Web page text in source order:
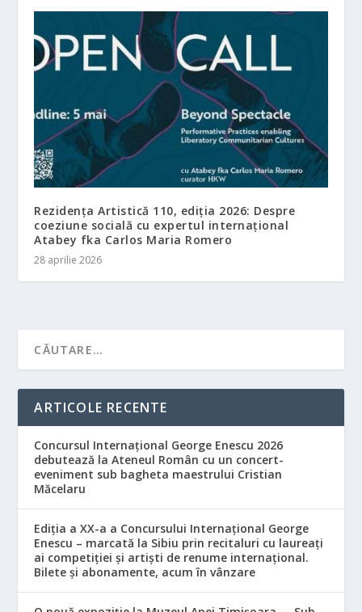
Rezidența Artistică 110, ediția 2026: Despre
coeziune socială cu expertul internațional
Atabey fka Carlos Maria Romero
28 aprilie 2026
ARTICOLE RECENTE
Concursul Internațional George Enescu 2026
debutează la Ateneul Român cu un concert-
eveniment sub bagheta maestrului Cristian
Măcelaru
Ediția a XX-a a Concursului Internațional George
Enescu – marcată la Sibiu prin recitaluri cu laureați
ai competiției și artiști de renume internațional.
Bilete și abonamente, acum în vânzare